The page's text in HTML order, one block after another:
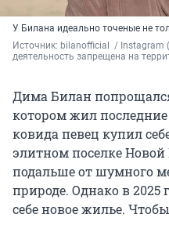
У Билана идеально точеные не
Источник: bilanofficial
/ Instagram
деятельность запрещена на
Дима Билан
котором жил
ковида певец купил
элитном поселке
подальше от шумного
природе. Однако в 2025
себе новое жилье.